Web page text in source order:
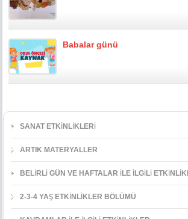
Babalar günü
SANAT ETKİNLİKLERİ
ARTIK MATERYALLER
BELİRLİ GÜN VE HAFTALAR İLE İLGİLİ
2-3-4 YAŞ ETKİNLİKLER BÖLÜMÜ